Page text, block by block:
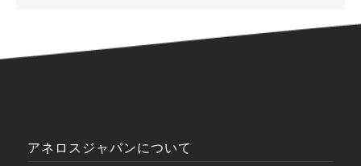
アネロスジャパンについて